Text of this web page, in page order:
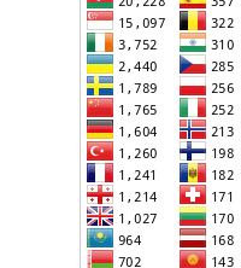
ԻՐԱՆԱԿԱՆ ԵՐԿՈՒ
ԳՈՐԾՈՒՆԵՈՒԹՅՈՒՆ
Է ՃԱՆԱՉՎԵԼ
ՆԱԽԱԳԱՀ ԻԼՀԱՄ
ՄԱԼԴԻՎՑԻ
«ՄԵՆՔ ԳՈՀ ԵՆՔ
ՄԻՋԵՎ
ԶԱՐԳԱՑՈՒՄԻՑ»